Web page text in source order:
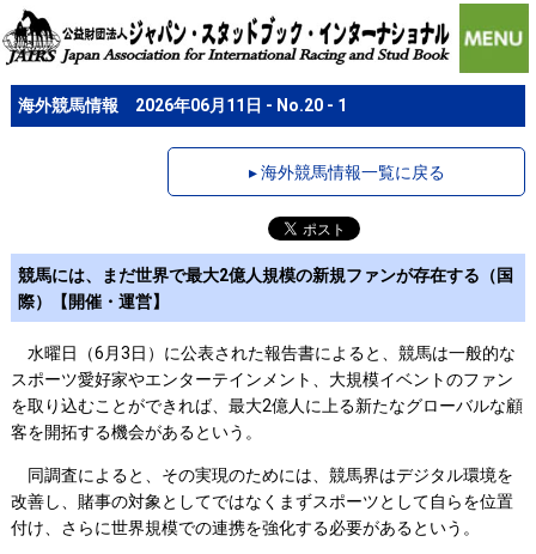
海外競馬情報 2026年06月11日 - No.20 - 1
▸ 海外競馬情報一覧に戻る
競馬には、まだ世界で最大2億人規模の新規ファンが存在する（国
際）【開催・運営】
水曜日（6月3日）に公表された報告書によると、競馬は一般的な
スポーツ愛好家やエンターテインメント、大規模イベントのファン
を取り込むことができれば、最大2億人に上る新たなグローバルな顧
客を開拓する機会があるという。
同調査によると、その実現のためには、競馬界はデジタル環境を
改善し、賭事の対象としてではなくまずスポーツとして自らを位置
付け、さらに世界規模での連携を強化する必要があるという。